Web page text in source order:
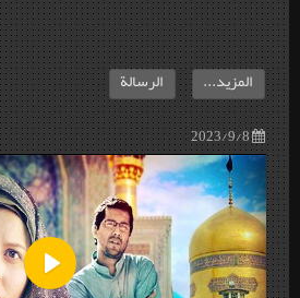
2023/9/8
المزيد... الرسالة
Play